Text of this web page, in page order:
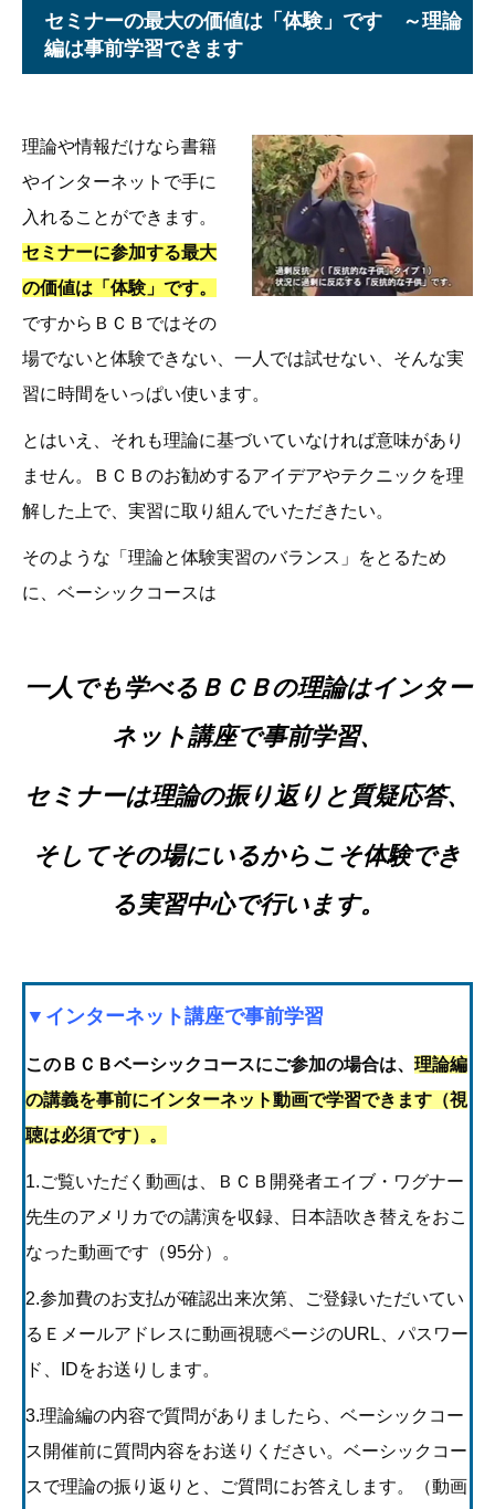
セミナーの最大の価値は「体験」です ～理論
編は事前学習できます
理論や情報だけなら書籍
やインターネットで手に
入れることができます。
セミナーに参加する最大
の価値は「体験」です。
ですからＢＣＢではその
場でないと体験できない、一人では試せない、そんな実
習に時間をいっぱい使います。
とはいえ、それも理論に基づいていなければ意味があり
ません。ＢＣＢのお勧めするアイデアやテクニックを理
解した上で、実習に取り組んでいただきたい。
そのような「理論と体験実習のバランス」をとるため
に、ベーシックコースは
一人でも学べるＢＣＢの理論はインター
ネット講座で事前学習、
セミナーは理論の振り返りと質疑応答、
そしてその場にいるからこそ体験でき
る実習中心で行います。
▼インターネット講座で事前学習
このＢＣＢベーシックコースにご参加の場合は、 理論編
の講義を事前にインターネット動画で学習できます（視
聴は必須です）。
1.ご覧いただく動画は、ＢＣＢ開発者エイブ・ワグナー
先生のアメリカでの講演を収録、日本語吹き替えをおこ
なった動画です（95分）。
2.参加費のお支払が確認出来次第、ご登録いただいてい
るＥメールアドレスに動画視聴ページのURL、パスワー
ド、IDをお送りします。
3.理論編の内容で質問がありましたら、ベーシックコー
ス開催前に質問内容をお送りください。ベーシックコー
スで理論の振り返りと、ご質問にお答えします。（動画